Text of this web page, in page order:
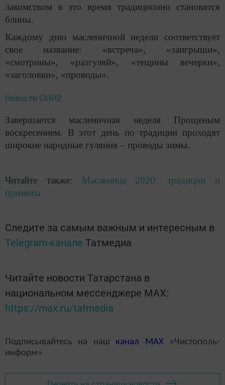
лакомством в это время традиционно становятся
блины.
Каждому дню масленичной недели соответствует
свое название: «встреча», «заигрыши»,
«смотрины», «разгуляй», «тещины вечерки»,
«заголовки», «проводы».
Новости СМИ2
Завершается масленичная неделя Прощеным
воскресением. В этот день по традиции проходят
широкие народные гуляния – проводы зимы.
Читайте также: Масленица 2020: традиции и
приметы
Следите за самым важным и интересным в
Telegram-канале Татмедиа
Читайте новости Татарстана в
национальном мессенджере MАХ:
https://max.ru/tatmedia
Подписывайтесь на наш канал MAX«Чистополь-
информ»